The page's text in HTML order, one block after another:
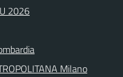
2026
Milano